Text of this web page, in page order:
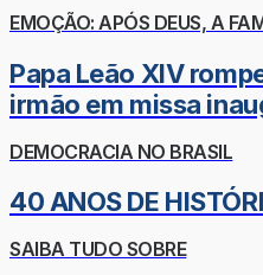
EMOÇÃO: APÓS DEUS, A
Papa Leão XIV
irmão em missa
DEMOCRACIA NO BRASIL
40 ANOS DE
SAIBA TUDO SOBRE